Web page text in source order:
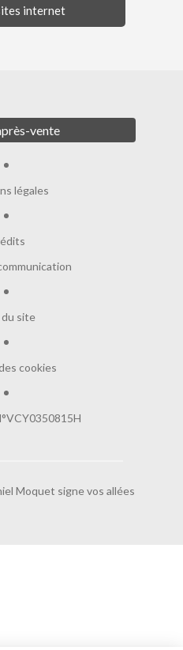
internet
vente
légales
du site
cookies
Moquet signe vos allées